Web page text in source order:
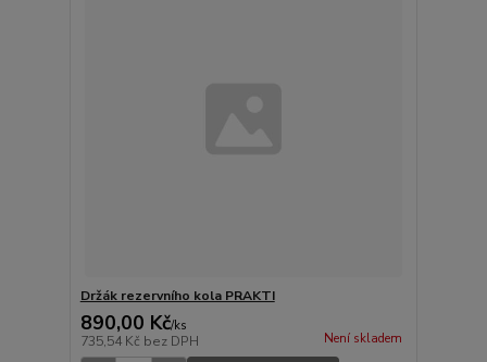
Držák rezervního kola PRAKTI
890,00 Kč/ks
735,54 Kč bez DPH Není skladem